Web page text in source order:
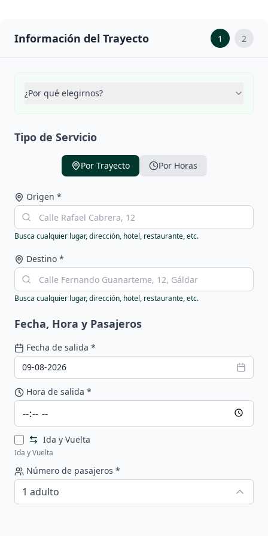
Información del Trayecto 1 2
¿Por qué elegirnos?
Tipo de Servicio
Por Trayecto Por Horas
Origen *
Busca cualquier lugar, dirección, hotel, restaurante, etc.
Destino *
Busca cualquier lugar, dirección, hotel, restaurante, etc.
Fecha, Hora y Pasajeros
Fecha de salida *
09-08-2026
Hora de salida *
Ida y Vuelta
Ida y Vuelta
Número de pasajeros *
1 adulto